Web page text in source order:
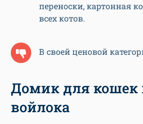
переноски, картонная
всех котов.
В своей ценовой
Домик для кошек
войлока